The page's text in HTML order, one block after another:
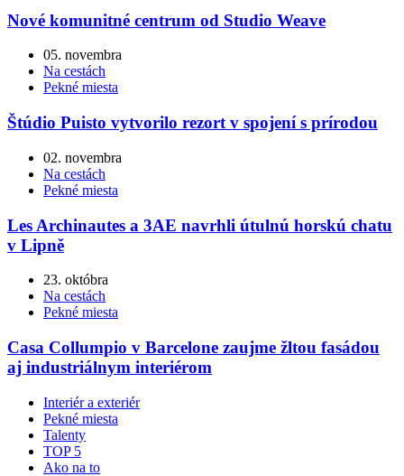
Nové komunitné centrum od Studio Weave
05. novembra
Na cestách
Pekné miesta
Štúdio Puisto vytvorilo rezort v spojení s prírodou
02. novembra
Na cestách
Pekné miesta
Les Archinautes a 3AE navrhli útulnú horskú chatu
v Lipně
23. októbra
Na cestách
Pekné miesta
Casa Collumpio v Barcelone zaujme žltou fasádou
aj industriálnym interiérom
Interiér a exteriér
Pekné miesta
Talenty
TOP 5
Ako na to